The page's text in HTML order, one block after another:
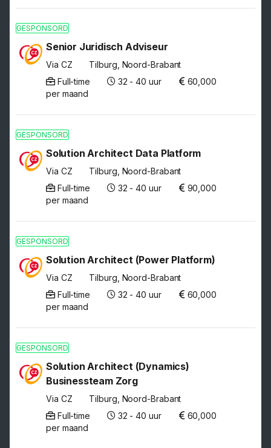
GESPONSORD
Senior Juridisch Adviseur
Via CZ
Tilburg, Noord-Brabant
Full-time
32 - 40 uur
60,000
per maand
GESPONSORD
Solution Architect Data Platform
Via CZ
Tilburg, Noord-Brabant
Full-time
32 - 40 uur
90,000
per maand
GESPONSORD
Solution Architect (Power Platform)
Via CZ
Tilburg, Noord-Brabant
Full-time
32 - 40 uur
60,000
per maand
GESPONSORD
Solution Architect (Dynamics)
Businessteam Zorg
Via CZ
Tilburg, Noord-Brabant
Full-time
32 - 40 uur
60,000
per maand